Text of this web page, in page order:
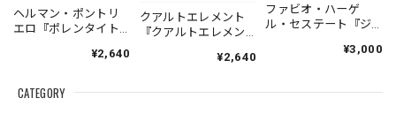
CATEGORY
ヘルマン・ポントリ
エロ『ポレンタイト
Pontoriero『POLENT
la Ribera』
¥2,640
クアルトエレメント
『クアルトエレメン
Cuartoelemento『Cu
（007RECORDS-27）
¥2,640
ファビオ・ハーゲ
ル・セステート『ジ
¥3,000